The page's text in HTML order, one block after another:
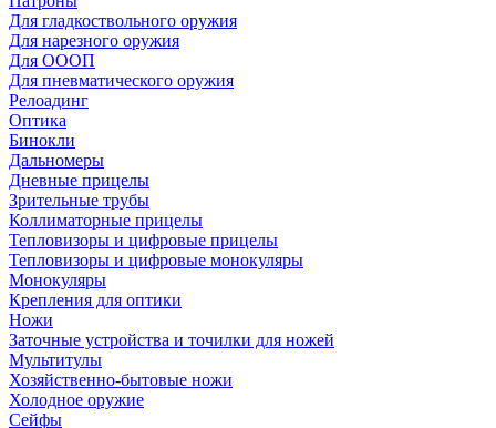
Для гладкоствольного оружия
Для нарезного оружия
Для ОООП
Для пневматического оружия
Релоадинг
Оптика
Бинокли
Дальномеры
Дневные прицелы
Зрительные трубы
Коллиматорные прицелы
Тепловизоры и цифровые прицелы
Тепловизоры и цифровые монокуляры
Монокуляры
Крепления для оптики
Ножи
Заточные устройства и точилки для ножей
Мультитулы
Хозяйственно-бытовые ножи
Холодное оружие
Сейфы